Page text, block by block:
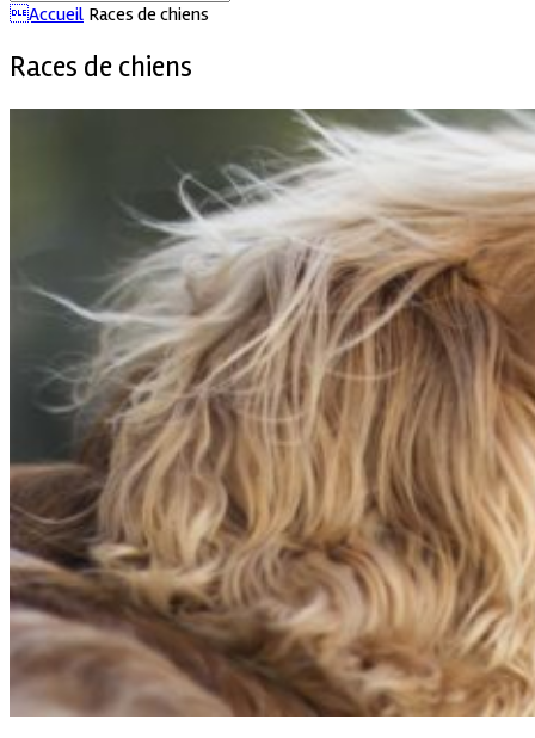
Accueil Races de chiens
Races de chiens